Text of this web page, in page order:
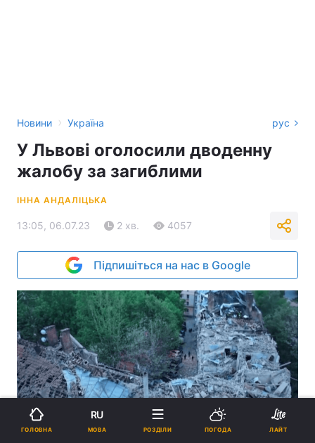
Новини › Україна рус
У Львові оголосили дводенну
жалобу за загиблими
ІННА АНДАЛІЦЬКА
13:05, 06.07.23 2 хв. 4057
Підпишіться на нас в Google
ГОЛОВНА
RU
МОВА РОЗДІЛИ ПОГОДА ЛАЙТ